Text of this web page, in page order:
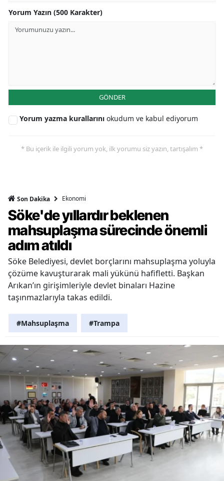
Yorum Yazın (500 Karakter)
GÖNDER
Yorum yazma kurallarını okudum ve kabul ediyorum
* Bu içerik ile ilgili yorum yok, ilk yorumu siz yazın, tartışalım *
Son Dakika Ekonomi
Söke'de yıllardır beklenen
mahsuplaşma sürecinde önemli
adım atıldı
Söke Belediyesi, devlet borçlarını mahsuplaşma yoluyla
çözüme kavuşturarak mali yükünü hafifletti. Başkan
Arıkan’ın girişimleriyle devlet binaları Hazine
taşınmazlarıyla takas edildi.
#Mahsuplaşma #Trampa